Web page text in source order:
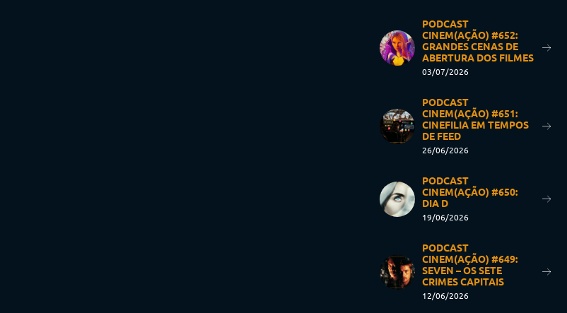
PODCAST
CINEM(AÇÃO) #652:
GRANDES CENAS DE
ABERTURA DOS FILMES
03/07/2026
PODCAST
CINEM(AÇÃO) #651:
CINEFILIA EM TEMPOS
DE FEED
26/06/2026
PODCAST
CINEM(AÇÃO) #650:
DIA D
19/06/2026
PODCAST
CINEM(AÇÃO) #649:
SEVEN – OS SETE
CRIMES CAPITAIS
12/06/2026